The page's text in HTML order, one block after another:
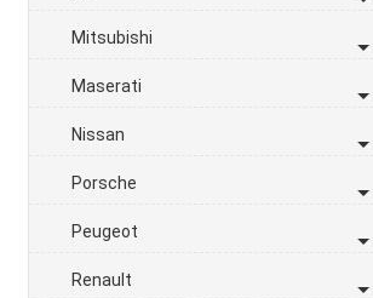
Mitsubishi
Maserati
Nissan
Porsche
Peugeot
Renault